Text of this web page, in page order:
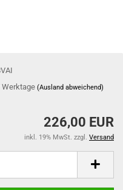
Werktage(Ausland abweichend)
226,00 EUR
inkl. 19% MwSt. zzgl. Versand